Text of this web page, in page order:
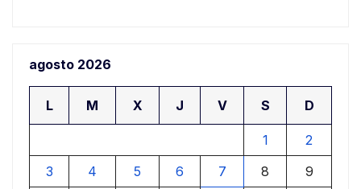
agosto 2026
L M X J V S D
1
2
3
4 5 6 7 8
9